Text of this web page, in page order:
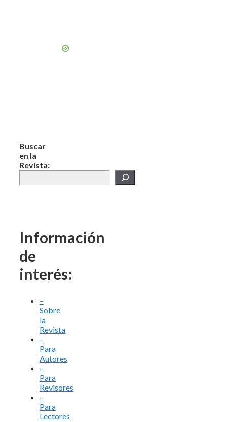
Buscar
en la
Revista:
Información
de
interés:
–
Sobre
la
Revista
–
Para
Autores
–
Para
Revisores
–
Para
Lectores